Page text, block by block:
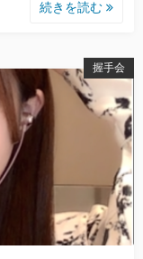
続きを読む
握手会